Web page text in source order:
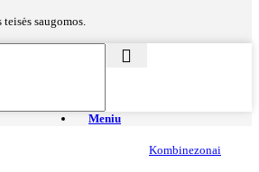
saugomos.
Meniu
Kombinezonai